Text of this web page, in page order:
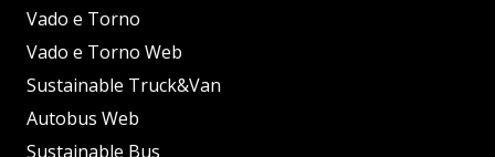
Vado e Torno
Vado e Torno Web
Sustainable Truck&Van
Autobus Web
Sustainable Bus